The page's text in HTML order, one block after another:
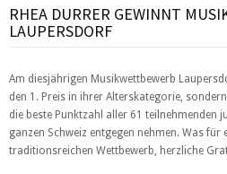
RHEA DURRER GEWINNT
LAUPERSDORF
Am diesjährigen Musikwettbewerb
den 1. Preis in ihrer Alterskategorie,
die beste Punktzahl aller 61 teilnehmenden
ganzen Schweiz entgegen nehmen. Was
traditionsreichen Wettbewerb, herzliche